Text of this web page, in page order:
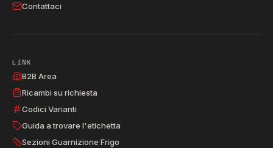
Contattaci
LINK
B2B Area
Ricambi su richiesta
Codici Varianti
Guida a trovare l'etichetta
Sezioni Guarnizione Frigo